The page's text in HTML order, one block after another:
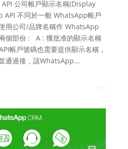
公司帳戶顯示名稱(Display
API 不同於一般 WhatsApp帳戶
用公司/品牌名稱作 WhatsApp
個部份 : A : 獲批准的顯示名稱
帳戶號碼也需要提供顯示名稱，
通過後，該WhatsApp...